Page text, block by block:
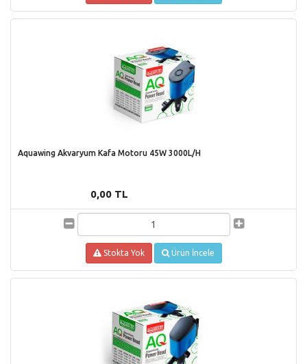
Aquawing Akvaryum Kafa Motoru 45W 3000L/H
0,00 TL
Stokta Yok Ürün İncele